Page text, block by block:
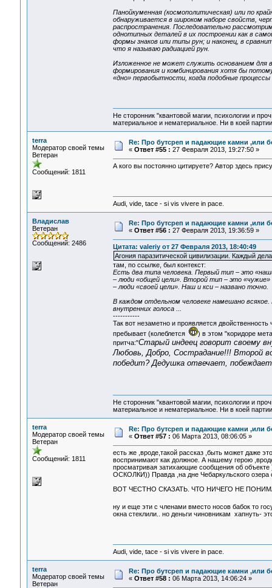
Панойкуменная (космополитическая) или по
обнаруживается в широком наборе свойств,
распространения. Последовательно
однотипных деталей в их построении как в
формы знаков или типы рун; и наконец, в
что я называю радиацией рун.
Изложенное не может служить основанием для
формирования и комбинирования хотя бы
«дно» первобытности, когда подобные
Не сторонник "квантовой магии, психологии и
материальное и нематериальное. Ни в коей
terra
Модератор своей темы
Ветеран
Сообщений: 1811
Re: Про бутсреп и падающие камни ,или
« Ответ #55 : 27 Февраля 2013, 19:27:50 »
А кого вы постоянно цитируете? Автор здесь
Audi, vide, tace - si vis vivere in pace.
Владислав
Ветеран
Сообщений: 2486
Re: Про бутсреп и падающие камни ,или
« Ответ #56 : 27 Февраля 2013, 19:36:59 »
Цитата: valeriy от 27 Февраля 2013, 18:40:49
Агония паразитической цивилизации. Каждый
там, по ссылке, был контекст:
Есть два типа человека. Первый тип – это
– люди «общей цели». Второй тип – это «чужие»
– люди «своей цели». Наш и кси – названо точно.
В каждом отдельном человеке намешано
внутренних голоса ...
-----------
Так вот незаметно и проявляется
пребывает (колеблется
) в этом "коридоре
притча:"Старый индеец говорит своему
Любовь, Добро, Сострадание!!! Второй
победит? Дедушка отвечает,
Не сторонник "квантовой магии, психологии и
материальное и нематериальное. Ни в коей
terra
Модератор своей темы
Ветеран
Сообщений: 1811
Re: Про бутсреп и падающие камни ,или
« Ответ #57 : 06 Марта 2013, 08:06:05 »
есть же ,вроде,такой рассказ ,быть может даже
воспринимают как должное. А нашему герою
просматривая затихающие сообщения об
ОСКОЛКИ)) Правда ,на дне Чебаркульского озера
ВОТ ЧЕСТНО СКАЗАТЬ. ЧТО НИЧЕГО НЕ
ну и еще эти с членами вместо носов бабок то
окна стеклили.. но деньги чиновникам хапнуть-
Audi, vide, tace - si vis vivere in pace.
terra
Модератор своей темы
Ветеран
Re: Про бутсреп и падающие камни ,или
« Ответ #58 : 06 Марта 2013, 14:06:24 »